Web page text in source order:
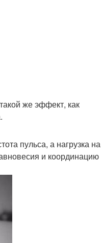
же эффект, как
пульса, а нагрузка на
и координацию